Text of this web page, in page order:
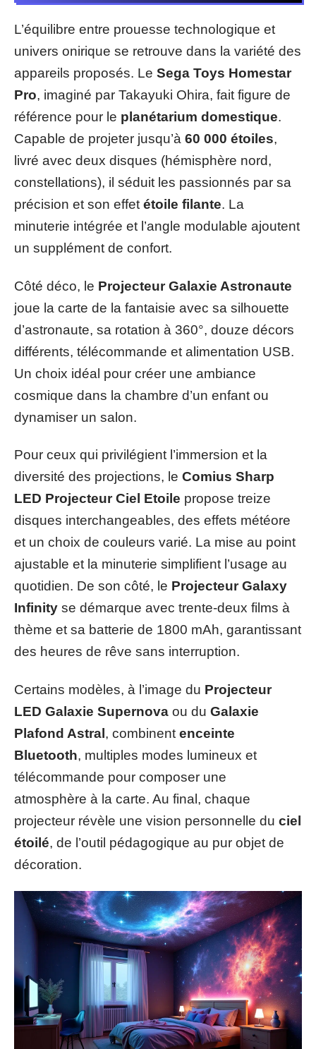
L’équilibre entre prouesse technologique et
univers onirique se retrouve dans la variété des
appareils proposés. Le Sega Toys Homestar
Pro, imaginé par Takayuki Ohira, fait figure de
référence pour le planétarium domestique.
Capable de projeter jusqu’à 60 000 étoiles,
livré avec deux disques (hémisphère nord,
constellations), il séduit les passionnés par sa
précision et son effet étoile filante. La
minuterie intégrée et l’angle modulable ajoutent
un supplément de confort.
Côté déco, le Projecteur Galaxie Astronaute
joue la carte de la fantaisie avec sa silhouette
d’astronaute, sa rotation à 360°, douze décors
différents, télécommande et alimentation USB.
Un choix idéal pour créer une ambiance
cosmique dans la chambre d’un enfant ou
dynamiser un salon.
Pour ceux qui privilégient l’immersion et la
diversité des projections, le Comius Sharp
LED Projecteur Ciel Etoile propose treize
disques interchangeables, des effets météore
et un choix de couleurs varié. La mise au point
ajustable et la minuterie simplifient l’usage au
quotidien. De son côté, le Projecteur Galaxy
Infinity se démarque avec trente-deux films à
thème et sa batterie de 1800 mAh, garantissant
des heures de rêve sans interruption.
Certains modèles, à l’image du Projecteur
LED Galaxie Supernova ou du Galaxie
Plafond Astral, combinent enceinte
Bluetooth, multiples modes lumineux et
télécommande pour composer une
atmosphère à la carte. Au final, chaque
projecteur révèle une vision personnelle du ciel
étoilé, de l’outil pédagogique au pur objet de
décoration.